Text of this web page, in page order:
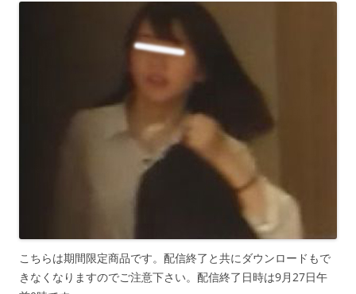
こちらは期間限定商品です。配信終了と共にダウンロードもで
きなくなりますのでご注意下さい。配信終了日時は9月27日午